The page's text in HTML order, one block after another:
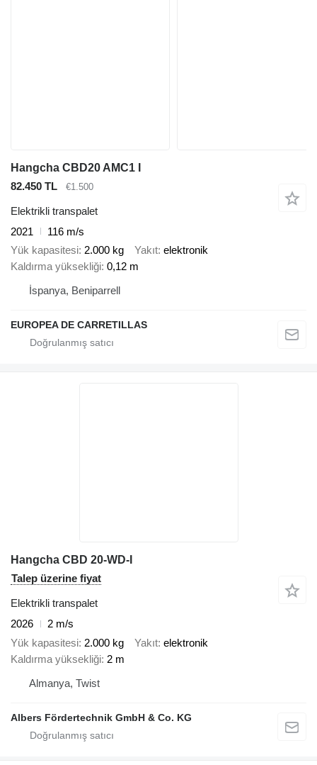
Hangcha CBD20 AMC1 I
82.450 TL
€1.500
Elektrikli transpalet
2021
116 m/s
Yük kapasitesi 2.000 kg Yakıt elektronik
Kaldırma yüksekliği 0,12 m
İspanya, Beniparrell
EUROPEA DE CARRETILLAS
Hangcha CBD 20-WD-I
Talep üzerine fiyat
Elektrikli transpalet
2026
2 m/s
Yük kapasitesi 2.000 kg Yakıt elektronik
Kaldırma yüksekliği 2 m
Almanya, Twist
Albers Fördertechnik GmbH & Co. KG